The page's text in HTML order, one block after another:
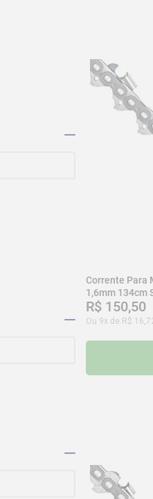
Corrente Para
1,6mm 134cm
R$ 150,50
Ou 9x de R$ 16,